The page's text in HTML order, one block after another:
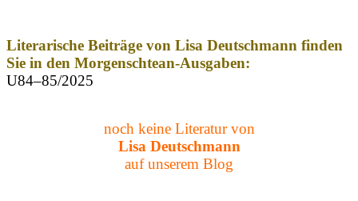
Literarische Beiträge von Lisa Deutschmann finden
Sie in den Morgenschtean-Ausgaben:
U84–85/2025
noch keine Literatur von
Lisa Deutschmann
auf unserem Blog